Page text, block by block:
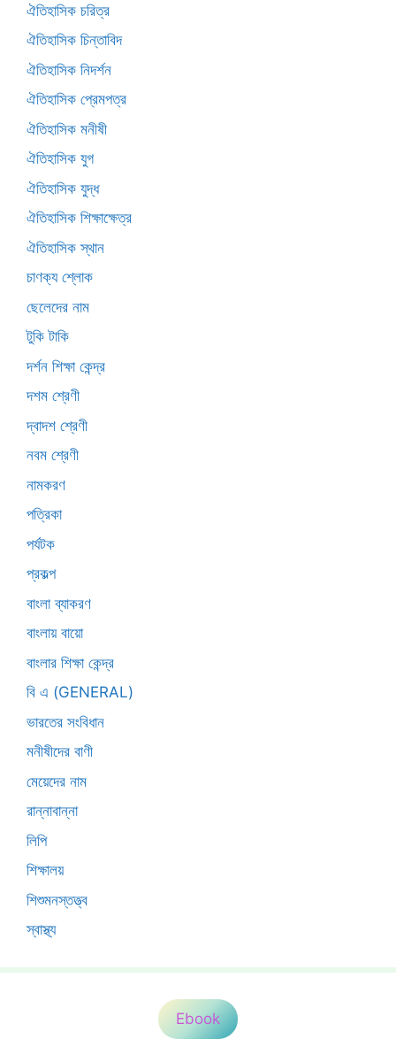
ঐতিহাসিক চরিত্র
ঐতিহাসিক চিন্তাবিদ
ঐতিহাসিক নিদর্শন
ঐতিহাসিক প্রেমপত্র
ঐতিহাসিক মনীষী
ঐতিহাসিক যুগ
ঐতিহাসিক যুদ্ধ
ঐতিহাসিক শিক্ষাক্ষেত্র
ঐতিহাসিক স্থান
চাণক্য শ্লোক
ছেলেদের নাম
টুকি টাকি
দর্শন শিক্ষা কেন্দ্র
দশম শ্রেণী
দ্বাদশ শ্রেণী
নবম শ্রেণী
নামকরণ
পত্রিকা
পর্যটক
প্রকল্প
বাংলা ব্যাকরণ
বাংলায় বায়ো
বাংলার শিক্ষা কেন্দ্র
বি এ (GENERAL)
ভারতের সংবিধান
মনীষীদের বাণী
মেয়েদের নাম
রান্নাবান্না
লিপি
শিক্ষালয়
শিশুমনস্তত্ত্ব
স্বাস্থ্য
Ebook